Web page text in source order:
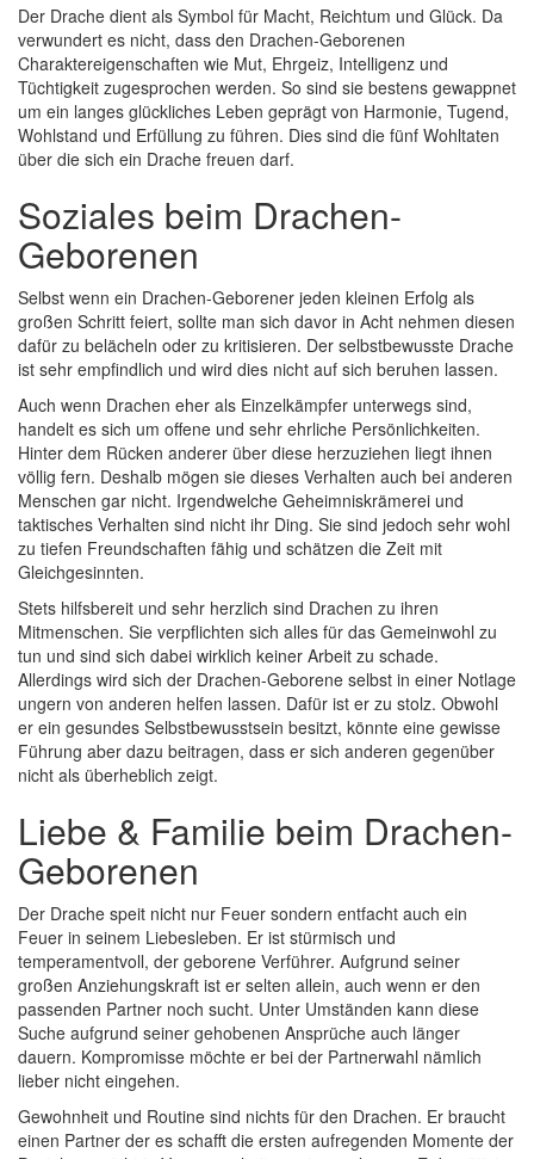
Der Drache dient als Symbol für Macht, Reichtum und Glück. Da
verwundert es nicht, dass den Drachen-Geborenen
Charaktereigenschaften wie Mut, Ehrgeiz, Intelligenz und
Tüchtigkeit zugesprochen werden. So sind sie bestens gewappnet
um ein langes glückliches Leben geprägt von Harmonie, Tugend,
Wohlstand und Erfüllung zu führen. Dies sind die fünf Wohltaten
über die sich ein Drache freuen darf.
Soziales beim Drachen-
Geborenen
Selbst wenn ein Drachen-Geborener jeden kleinen Erfolg als
großen Schritt feiert, sollte man sich davor in Acht nehmen diesen
dafür zu belächeln oder zu kritisieren. Der selbstbewusste Drache
ist sehr empfindlich und wird dies nicht auf sich beruhen lassen.
Auch wenn Drachen eher als Einzelkämpfer unterwegs sind,
handelt es sich um offene und sehr ehrliche Persönlichkeiten.
Hinter dem Rücken anderer über diese herzuziehen liegt ihnen
völlig fern. Deshalb mögen sie dieses Verhalten auch bei anderen
Menschen gar nicht. Irgendwelche Geheimniskrämerei und
taktisches Verhalten sind nicht ihr Ding. Sie sind jedoch sehr wohl
zu tiefen Freundschaften fähig und schätzen die Zeit mit
Gleichgesinnten.
Stets hilfsbereit und sehr herzlich sind Drachen zu ihren
Mitmenschen. Sie verpflichten sich alles für das Gemeinwohl zu
tun und sind sich dabei wirklich keiner Arbeit zu schade.
Allerdings wird sich der Drachen-Geborene selbst in einer Notlage
ungern von anderen helfen lassen. Dafür ist er zu stolz. Obwohl
er ein gesundes Selbstbewusstsein besitzt, könnte eine gewisse
Führung aber dazu beitragen, dass er sich anderen gegenüber
nicht als überheblich zeigt.
Liebe & Familie beim Drachen-
Geborenen
Der Drache speit nicht nur Feuer sondern entfacht auch ein
Feuer in seinem Liebesleben. Er ist stürmisch und
temperamentvoll, der geborene Verführer. Aufgrund seiner
großen Anziehungskraft ist er selten allein, auch wenn er den
passenden Partner noch sucht. Unter Umständen kann diese
Suche aufgrund seiner gehobenen Ansprüche auch länger
dauern. Kompromisse möchte er bei der Partnerwahl nämlich
lieber nicht eingehen.
Gewohnheit und Routine sind nichts für den Drachen. Er braucht
einen Partner der es schafft die ersten aufregenden Momente der